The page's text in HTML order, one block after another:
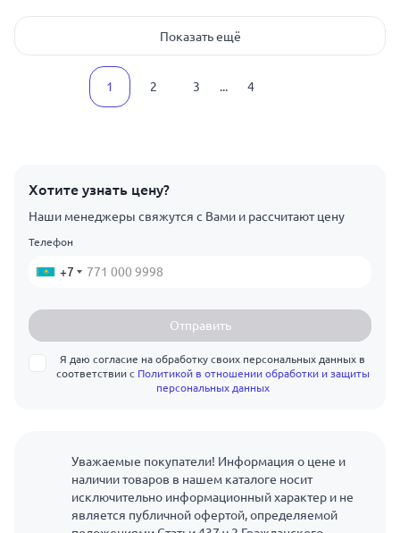
Показать ещё
1 2 3 ... 4
Хотите узнать цену?
Наши менеджеры свяжутся с Вами и рассчитают цену
Телефон
+7
Отправить
Я даю согласие на обработку своих персональных данных в
соответствии с Политикой в отношении обработки и защиты
персональных данных
Уважаемые покупатели! Информация о цене и
наличии товаров в нашем каталоге носит
исключительно информационный характер и не
является публичной офертой, определяемой